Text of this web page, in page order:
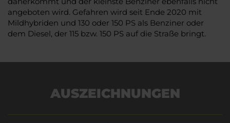
angeboten wird. Gefahren wird seit Ende 2020 mit
Mildhybriden und 130 oder 150 PS als Benziner oder
dem Diesel, der 115 bzw. 150 PS auf die Straße bringt.
AUSZEICHNUNGEN